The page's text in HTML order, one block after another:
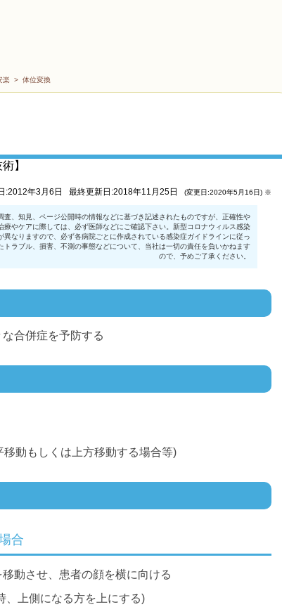
楽 > 体位変換
】
:2012年3月6日 最終更新日:2018年11月25日 (変更日:2020年5月16日) ※
合併症を予防する
移動もしくは上方移動する場合等)
合
動させ、患者の顔を横に向ける
、上側になる方を上にする)